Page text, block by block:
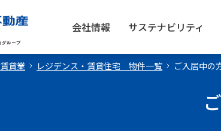
会社情報 サステナビリティ
賃貸業 レジデンス・賃貸住宅 物件一覧 ご入居中の